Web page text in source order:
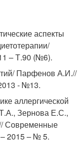
аспекты
– Т.90 (№6).
Парфенов А.И.//
- №13.
аллергической
Зернова Е.С.,
Современные
2015 – № 5.